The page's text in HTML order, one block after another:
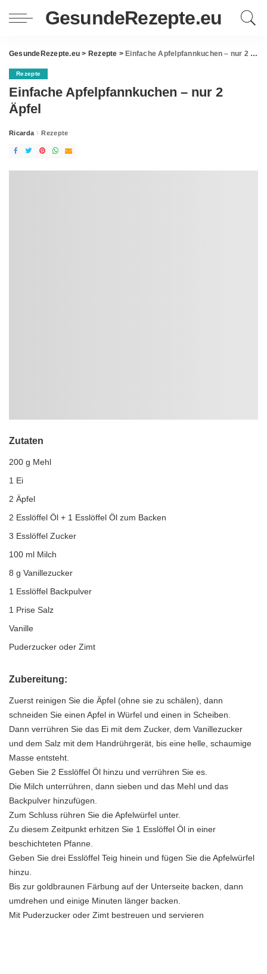
GesundeRezepte.eu
GesundeRezepte.eu > Rezepte > Einfache Apfelpfannkuchen – nur 2 Äpfel
Rezepte
Einfache Apfelpfannkuchen – nur 2
Äpfel
Posted
Ricarda Rezepte
Zutaten
200 g Mehl
1 Ei
2 Äpfel
2 Esslöffel Öl + 1 Esslöffel Öl zum Backen
3 Esslöffel Zucker
100 ml Milch
8 g Vanillezucker
1 Esslöffel Backpulver
1 Prise Salz
Vanille
Puderzucker oder Zimt
Zubereitung:
Zuerst reinigen Sie die Äpfel (ohne sie zu schälen), dann
schneiden Sie einen Apfel in Würfel und einen in Scheiben.
Dann verrühren Sie das Ei mit dem Zucker, dem Vanillezucker
und dem Salz mit dem Handrührgerät, bis eine helle, schaumige
Masse entsteht.
Geben Sie 2 Esslöffel Öl hinzu und verrühren Sie es.
Die Milch unterrühren, dann sieben und das Mehl und das
Backpulver hinzufügen.
Zum Schluss rühren Sie die Apfelwürfel unter.
Zu diesem Zeitpunkt erhitzen Sie 1 Esslöffel Öl in einer
beschichteten Pfanne.
Geben Sie drei Esslöffel Teig hinein und fügen Sie die Apfelwürfel
hinzu.
Bis zur goldbraunen Färbung auf der Unterseite backen, dann
umdrehen und einige Minuten länger backen.
Mit Puderzucker oder Zimt bestreuen und servieren